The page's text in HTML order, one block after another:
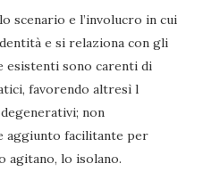
scenario e l’involucro in cui
e si relaziona con gli
sono carenti di
favorendo altresì l
non
aggiunto facilitante per
agitano, lo isolano.